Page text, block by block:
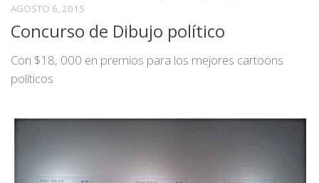
AGOSTO 6, 2015
Concurso de Dibujo político
Con $18, 000 en premios para los mejores cartoons
políticos